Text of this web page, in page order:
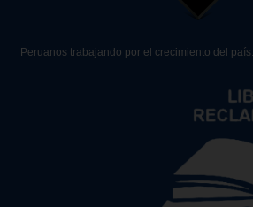
Peruanos trabajando por el crecimiento del país.